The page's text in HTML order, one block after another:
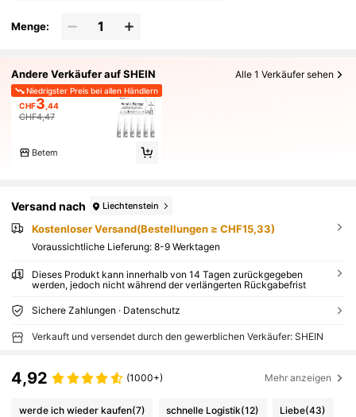
Menge:
Andere Verkäufer auf SHEIN Alle 1 Verkäufer sehen
Niedrigster Preis bei allen Händlern
CHF3 ,44
CHF4,47
Betem
Versand nach Liechtenstein
Kostenloser Versand(Bestellungen ≥ CHF15,33)
Voraussichtliche Lieferung: 8-9 Werktagen
Dieses Produkt kann innerhalb von 14 Tagen zurückgegeben
werden, jedoch nicht während der verlängerten Rückgabefrist
Sichere Zahlungen · Datenschutz
Verkauft und versendet durch den gewerblichen Verkäufer: SHEIN
4,92 (1000+) Mehr anzeigen
werde ich wieder kaufen(7) schnelle Logistik(12) Liebe(43)